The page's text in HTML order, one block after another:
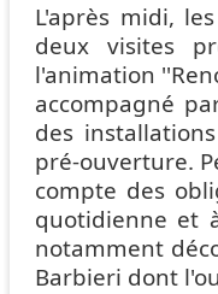
L'après midi,
deux visites
l'animation
accompagné
des
pré-ouverture.
compte des
quotidienne et
notamment
Barbieri dont